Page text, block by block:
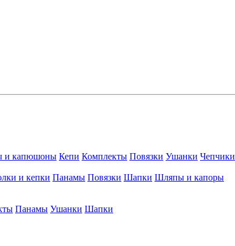
и капюшоны Кепи Комплекты Повязки Ушанки Чепчики
и кепки Панамы Повязки Шапки Шляпы и капоры
Панамы Ушанки Шапки